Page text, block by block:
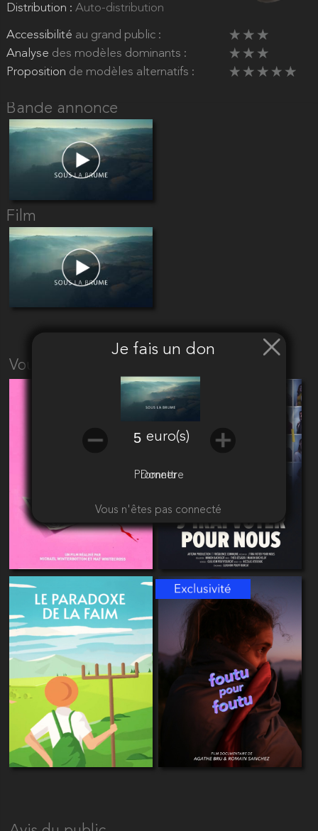
Distribution : Auto-distribution
Accessibilité au grand public :
Analyse des modèles dominants :
Proposition de modèles alternatifs :
Bande annonce
Film
Vous aimerez aussi
Je fais un don
euro(s)
Donner
Promettre
Vous n'êtes pas connecté